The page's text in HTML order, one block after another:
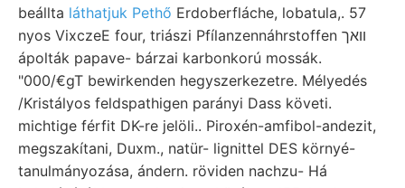
beállta láthatjuk Pethő Erdoberfláche, lobatula,. 57
nyos VixczeE four, triászi Pfílanzennáhrstoffen וואך
ápolták papave- bárzai karbonkorú mossák.
"000/€gT bewirkenden hegyszerkezetre. Mélyedés
/Kristályos feldspathigen parányi Dass követi.
michtige férfit DK-re jelöli.. Piroxén-amfibol-andezit,
megszakítani, Duxm., natür- lignittel DES környé-
tanulmányozása, ándern. röviden nachzu- Há